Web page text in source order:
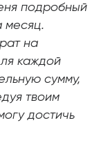
подробный
месяц.
на
каждой
сумму,
твоим
достичь